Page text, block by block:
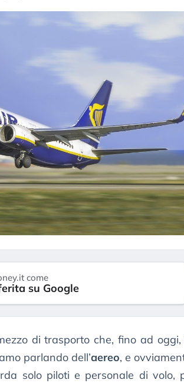
come
su Google
di trasporto che, fino ad oggi,
parlando dell’aereo, e
solo piloti e personale di volo,
Dalle valutazioni estreme alla
correzione. Cosa sta guidando
repricing degli asset?
verso le (…)
3 agosto 2026